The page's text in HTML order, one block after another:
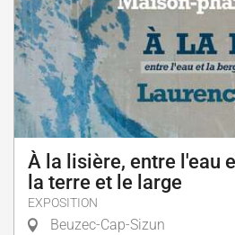
À la lisière, entre l'eau
la terre et le large
EXPOSITION
Beuzec-Cap-Sizun